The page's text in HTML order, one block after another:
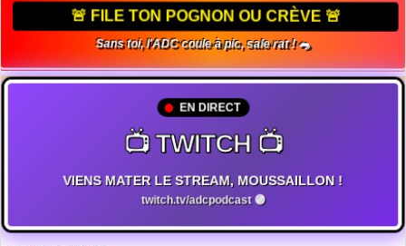
🚨 FILE TON POGNON OU CRÈVE 🚨
Sans toi, l'ADC coule à pic, sale rat ! 🐀
EN DIRECT
📺 TWITCH 📺
VIENS MATER LE STREAM, MOUSSAILLON !
twitch.tv/adcpodcast 🟣